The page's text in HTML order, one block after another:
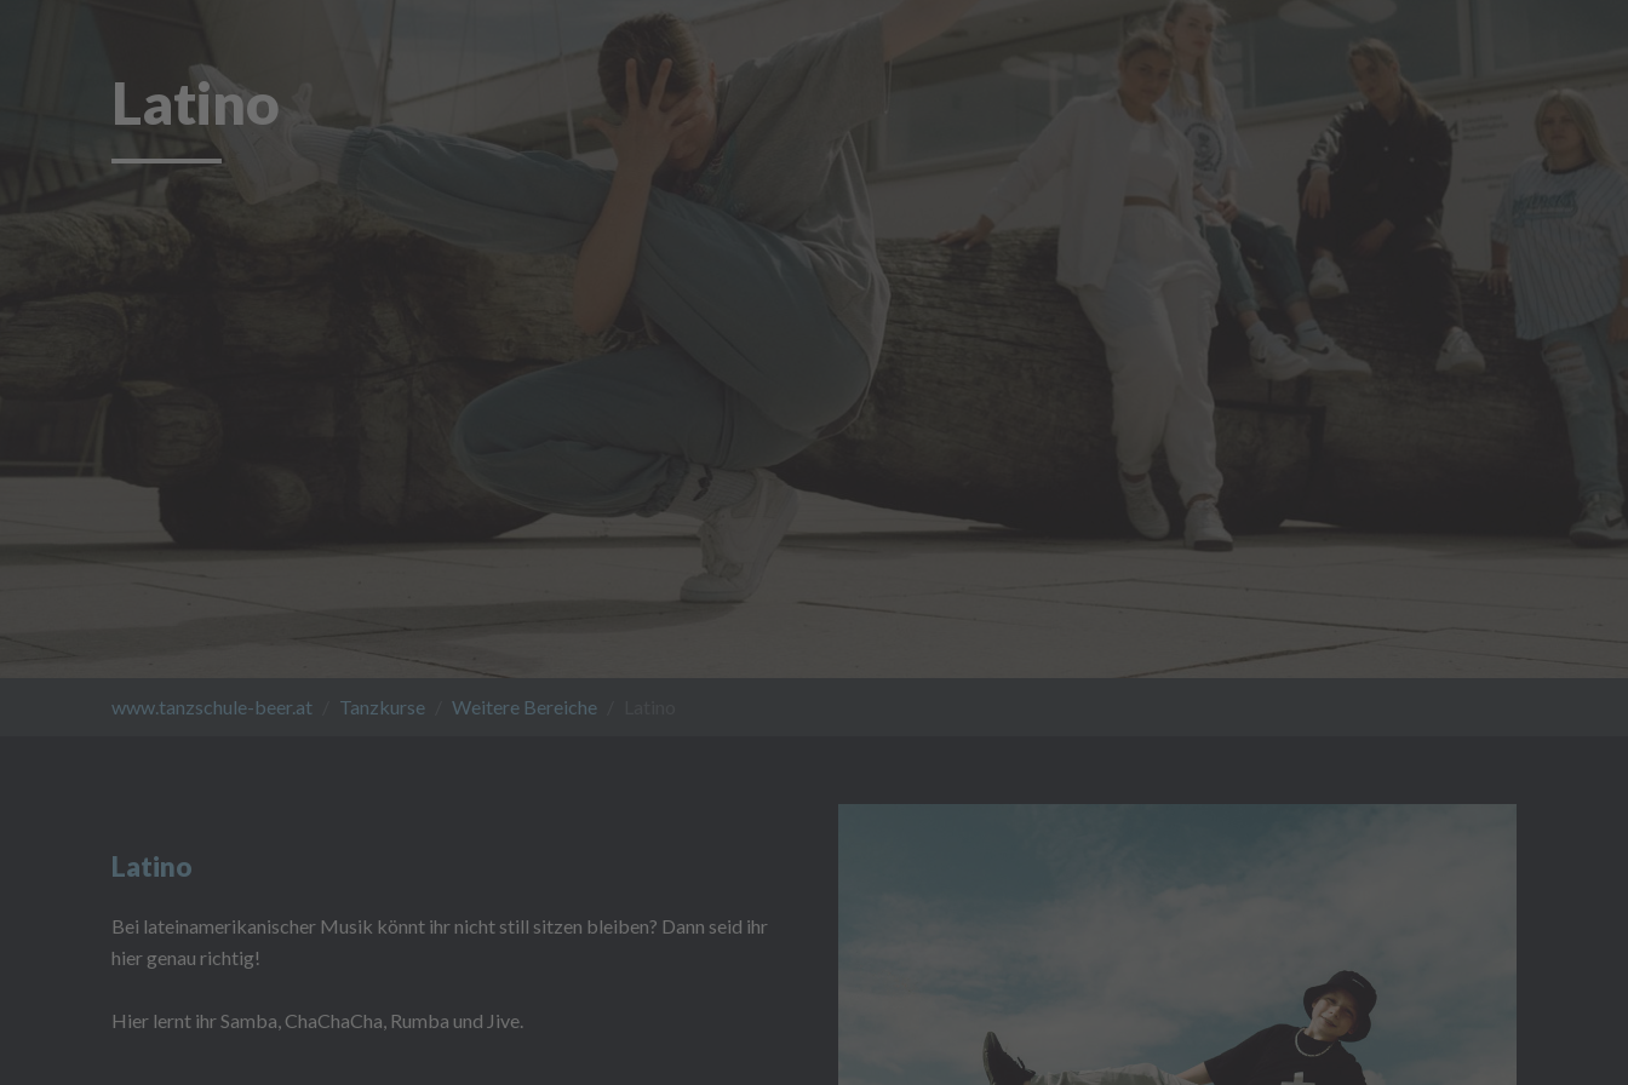
Latino
www.tanzschule-beer.at Tanzkurse Weitere Bereiche
Latino
Bei lateinamerikanischer Musik könnt ihr nicht still sitzen bleiben? Dann seid ihr
hier genau richtig!
Hier lernt ihr Samba, ChaChaCha, Rumba und Jive.